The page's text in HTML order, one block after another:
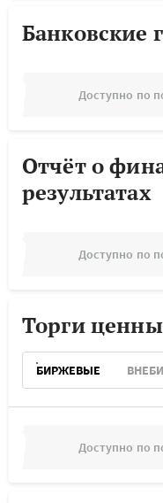
Банковские
Доступно по
Отчёт о
результатах
Доступно по
Торги
БИРЖЕВЫЕ
Доступно по